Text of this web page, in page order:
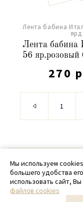
Лента бабина
ярд
Лента бабина
56
270
©
+
Мы используем
большего удобства
использовать сайт,
файлов cookies